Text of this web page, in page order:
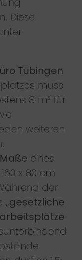
Diese
Tübingen
muss
8 m² für
weiteren
eines
x 80 cm
der
„gesetzliche